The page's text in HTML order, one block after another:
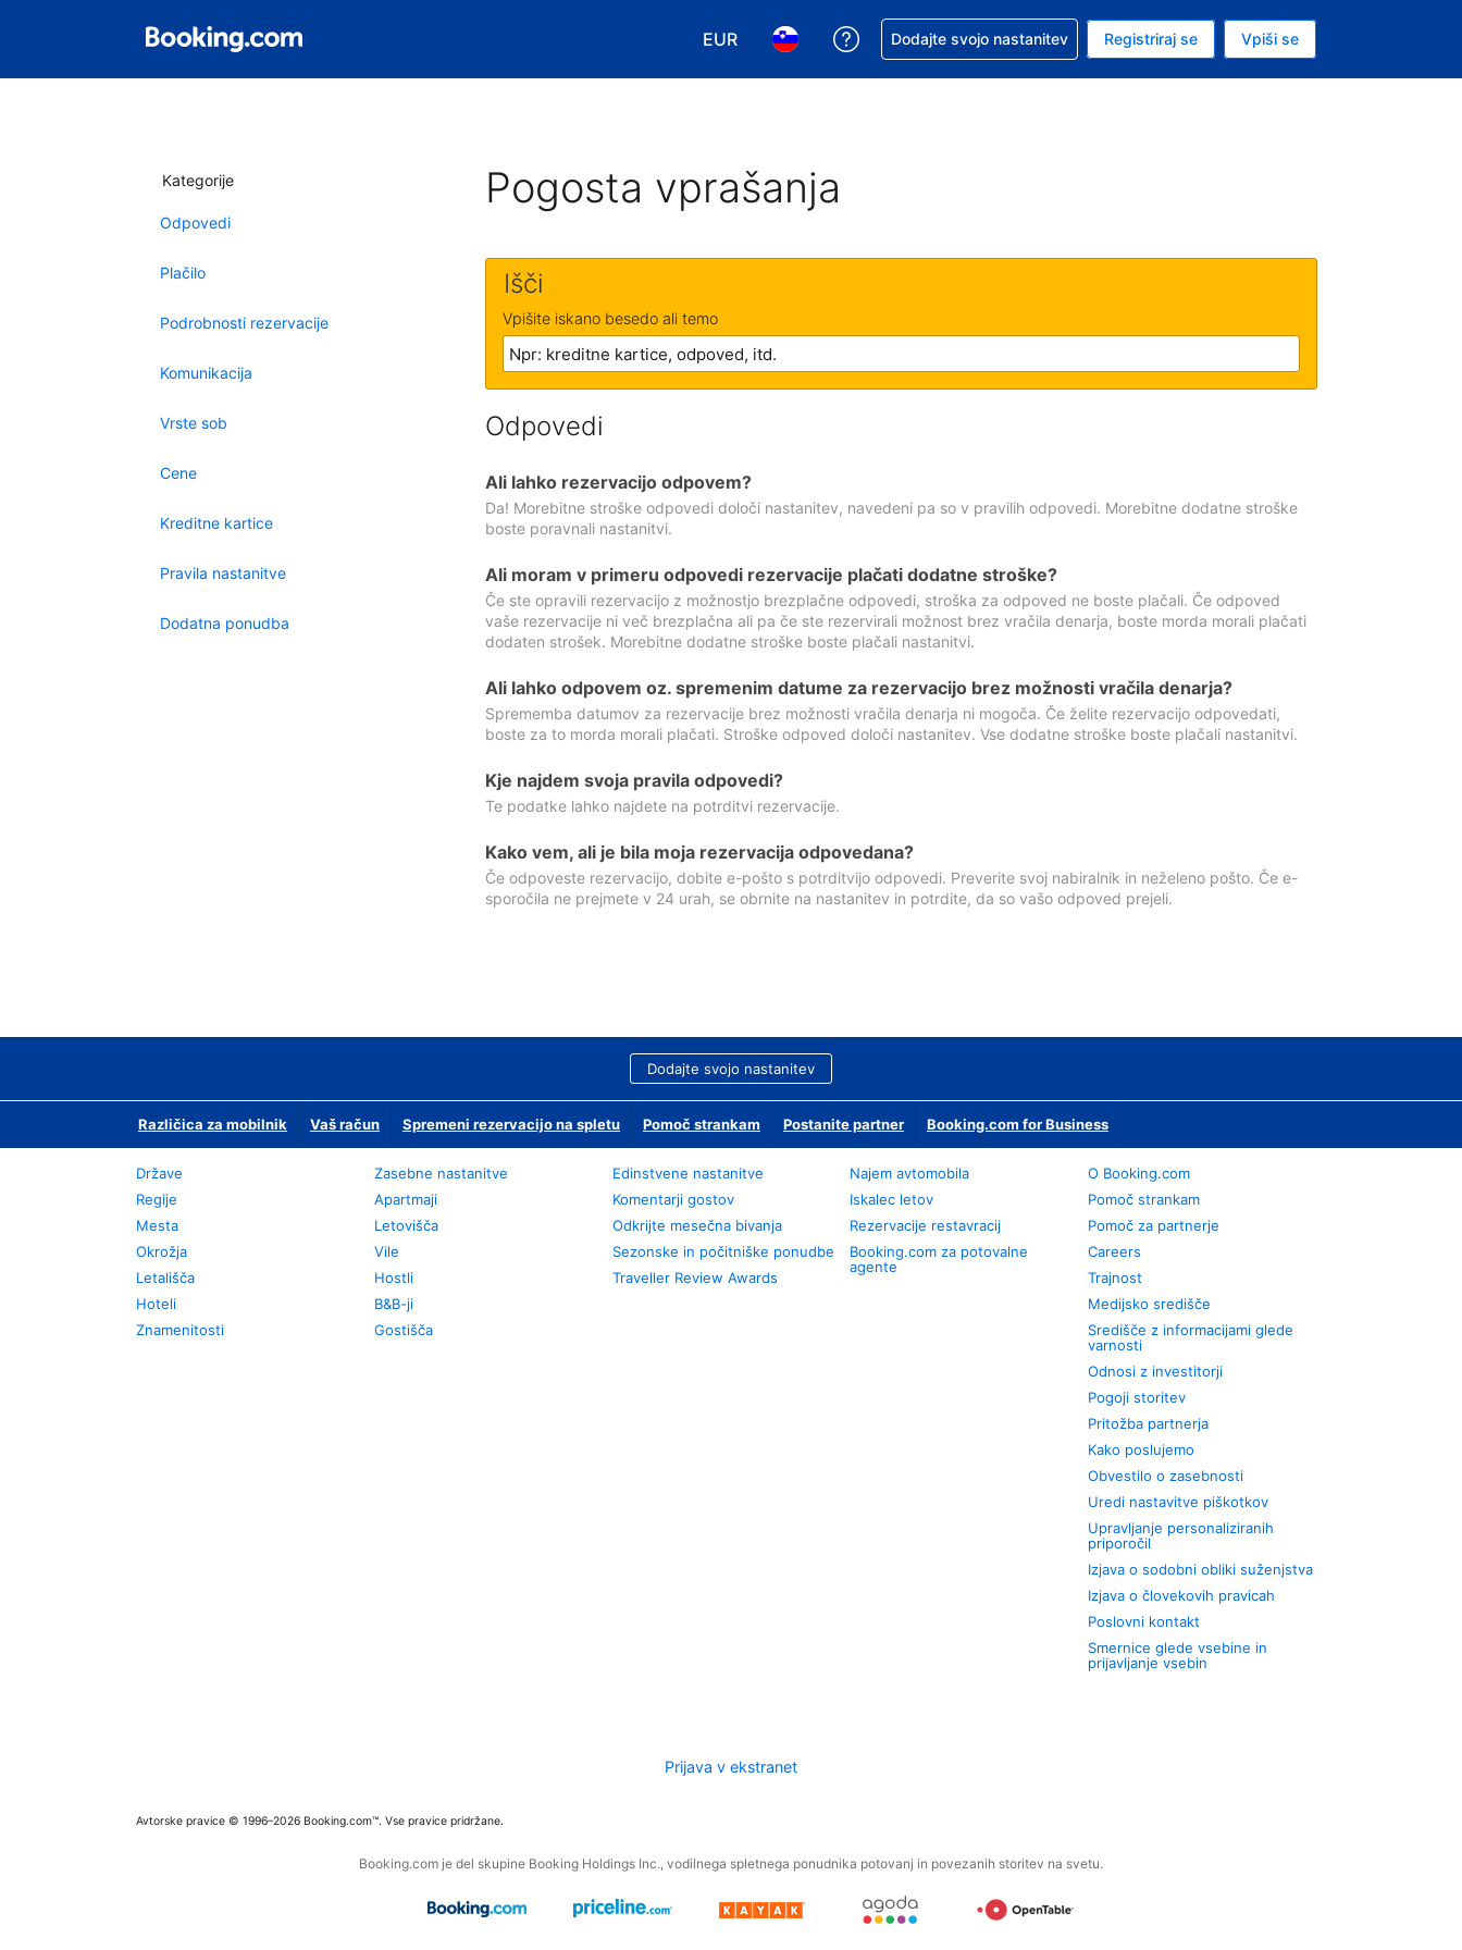
EUR
Izbira valute. Vaša trenutna valuta je evro
Izbira jezika. Vaš trenutni jezik je Slovenščini
Zaprosite za pomoč pri rezervaciji
Dodajte svojo nastanitev Registriraj se Vpiši se
Kategorije
Odpovedi
Plačilo
Podrobnosti rezervacije
Komunikacija
Vrste sob
Cene
Kreditne kartice
Pravila nastanitve
Dodatna ponudba
Pogosta vprašanja
Išči
Vpišite iskano besedo ali temo
Odpovedi
Ali lahko rezervacijo odpovem?
Da! Morebitne stroške odpovedi določi nastanitev, navedeni pa so v pravilih odpovedi. Morebitne dodatne stroške
boste poravnali nastanitvi.
Ali moram v primeru odpovedi rezervacije plačati dodatne stroške?
Če ste opravili rezervacijo z možnostjo brezplačne odpovedi, stroška za odpoved ne boste plačali. Če odpoved
vaše rezervacije ni več brezplačna ali pa če ste rezervirali možnost brez vračila denarja, boste morda morali plačati
dodaten strošek. Morebitne dodatne stroške boste plačali nastanitvi.
Ali lahko odpovem oz. spremenim datume za rezervacijo brez možnosti vračila denarja?
Sprememba datumov za rezervacije brez možnosti vračila denarja ni mogoča. Če želite rezervacijo odpovedati,
boste za to morda morali plačati. Stroške odpoved določi nastanitev. Vse dodatne stroške boste plačali nastanitvi.
Kje najdem svoja pravila odpovedi?
Te podatke lahko najdete na potrditvi rezervacije.
Kako vem, ali je bila moja rezervacija odpovedana?
Če odpoveste rezervacijo, dobite e-pošto s potrditvijo odpovedi. Preverite svoj nabiralnik in neželeno pošto. Če e-
sporočila ne prejmete v 24 urah, se obrnite na nastanitev in potrdite, da so vašo odpoved prejeli.
Dodajte svojo nastanitev
Različica za mobilnik Vaš račun Spremeni rezervacijo na spletu Pomoč strankam Postanite partner Booking.com for Business
Države
Regije
Mesta
Okrožja
Letališča
Hoteli
Znamenitosti
Zasebne nastanitve
Apartmaji
Letovišča
Vile
Hostli
B&B-ji
Gostišča
Edinstvene nastanitve
Komentarji gostov
Odkrijte mesečna bivanja
Sezonske in počitniške ponudbe
Traveller Review Awards
Najem avtomobila
Iskalec letov
Rezervacije restavracij
Booking.com za potovalne
agente
O Booking.com
Pomoč strankam
Pomoč za partnerje
Careers
Trajnost
Medijsko središče
Središče z informacijami glede
varnosti
Odnosi z investitorji
Pogoji storitev
Pritožba partnerja
Kako poslujemo
Obvestilo o zasebnosti
Uredi nastavitve piškotkov
Upravljanje personaliziranih
priporočil
Izjava o sodobni obliki suženjstva
Izjava o človekovih pravicah
Poslovni kontakt
Smernice glede vsebine in
prijavljanje vsebin
Prijava v ekstranet
Avtorske pravice © 1996–2026 Booking.com™. Vse pravice pridržane.
Booking.com je del skupine Booking Holdings Inc., vodilnega spletnega ponudnika potovanj in povezanih storitev na svetu.